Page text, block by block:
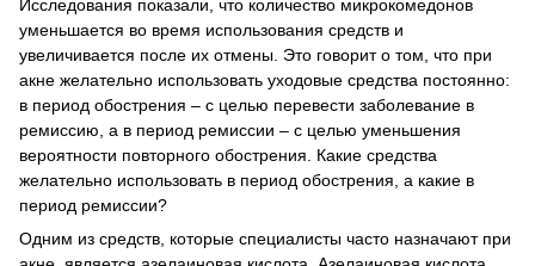
Исследования показали, что количество микрокомедонов
уменьшается во время использования средств и
увеличивается после их отмены. Это говорит о том, что при
акне желательно использовать уходовые средства постоянно:
в период обострения – с целью перевести заболевание в
ремиссию, а в период ремиссии – с целью уменьшения
вероятности повторного обострения. Какие средства
желательно использовать в период обострения, а какие в
период ремиссии?
Одним из средств, которые специалисты часто назначают при